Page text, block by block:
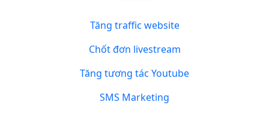
Tăng traffic website
Chốt đơn livestream
Tăng tương tác Youtube
SMS Marketing